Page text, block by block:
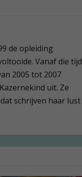
de opleiding
Vanaf die tijd
2005 tot 2007
uit. Ze
schrijven haar lust